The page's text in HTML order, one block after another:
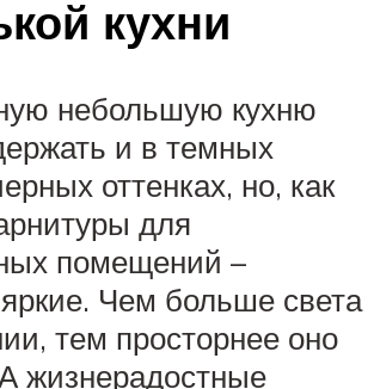
кухни
небольшую кухню
и в темных
оттенках, но, как
для
помещений –
Чем больше света
тем просторнее оно
жизнерадостные